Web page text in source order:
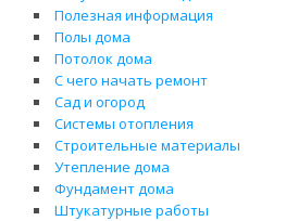
Полезная информация
Полы дома
Потолок дома
С чего начать ремонт
Сад и огород
Системы отопления
Строительные материалы
Утепление дома
Фундамент дома
Штукатурные работы